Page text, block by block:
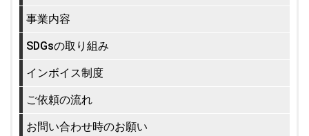
事業内容
SDGsの取り組み
インボイス制度
ご依頼の流れ
お問い合わせ時のお願い